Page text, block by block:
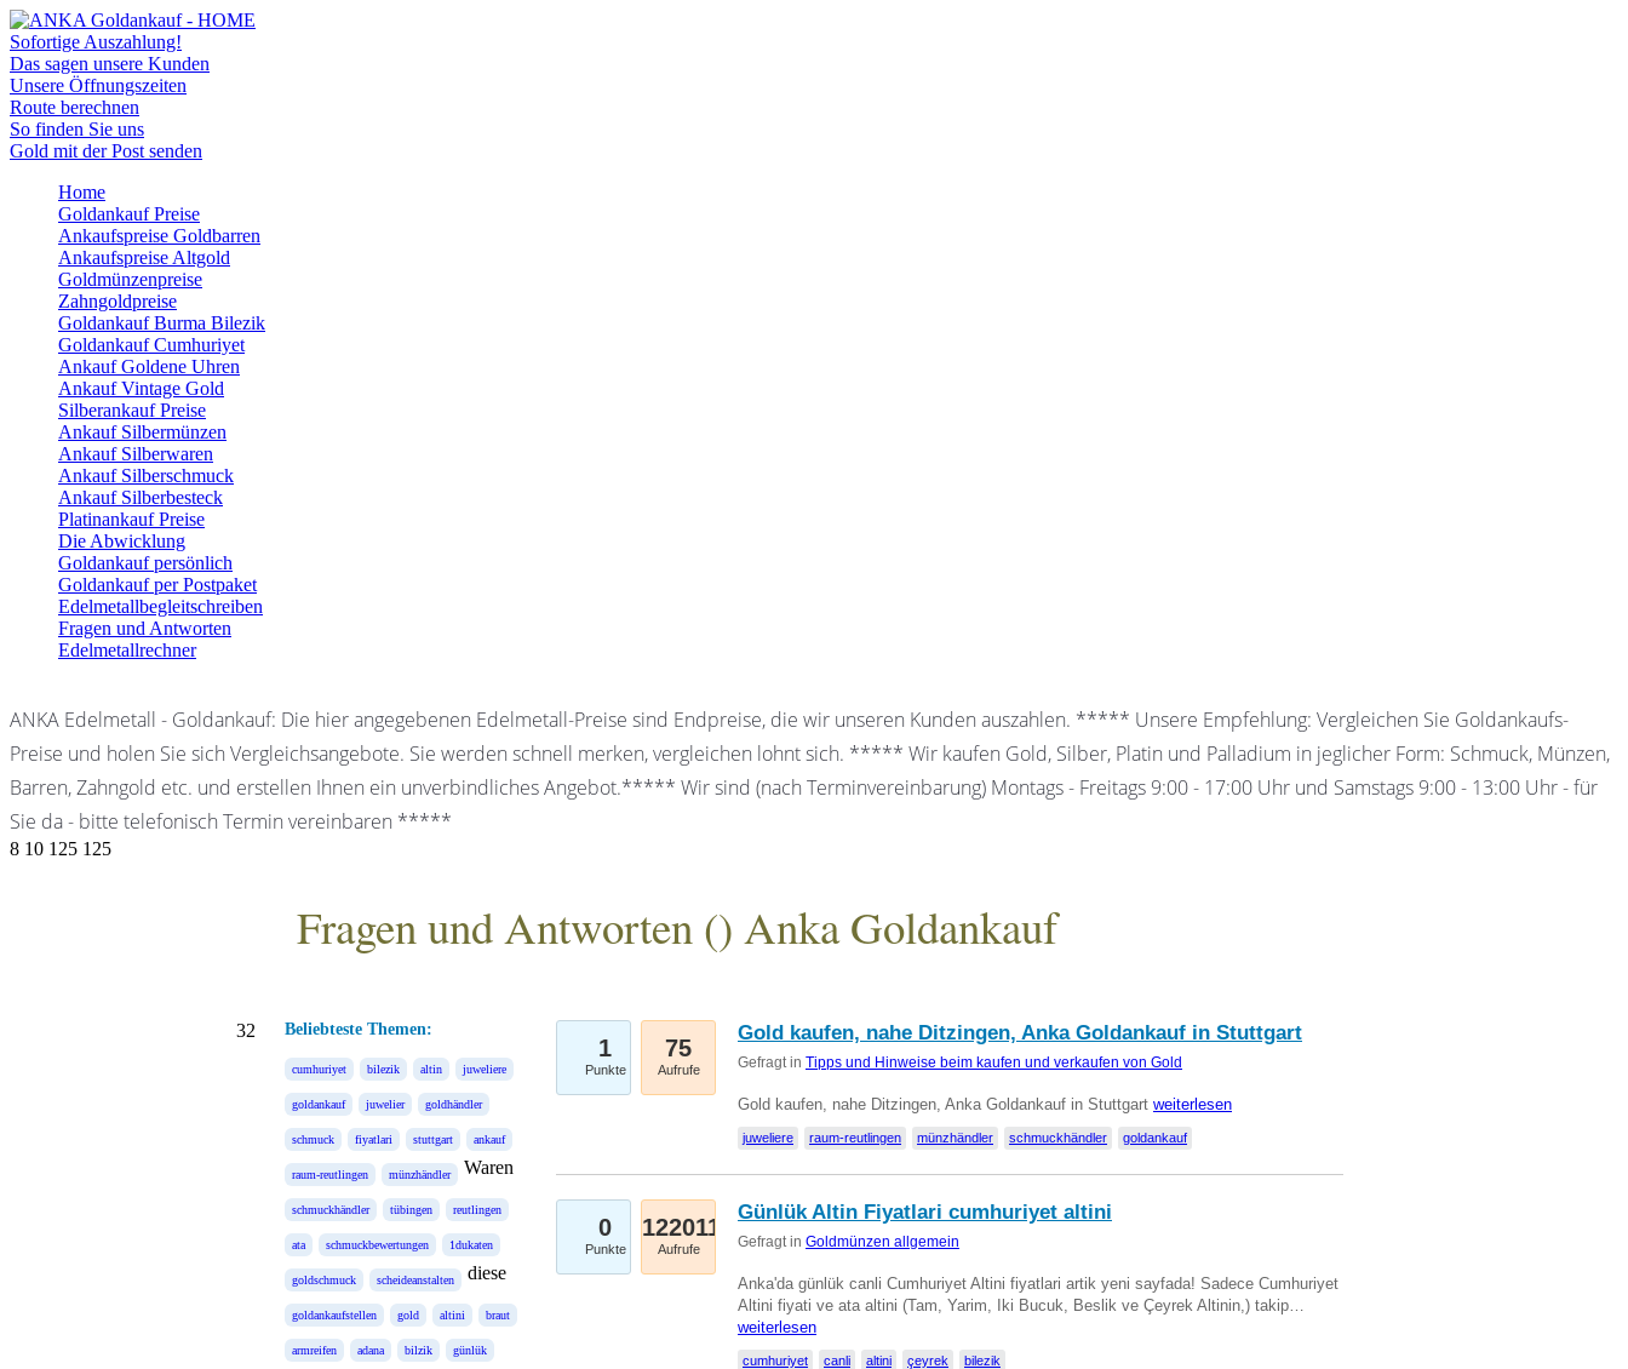
Sofortige Auszahlung!
Das sagen unsere Kunden
Unsere Öffnungszeiten
Route berechnen
So finden Sie uns
Gold mit der Post senden
Home
Goldankauf Preise
Ankaufspreise Goldbarren
Ankaufspreise Altgold
Goldmünzenpreise
Zahngoldpreise
Goldankauf Burma Bilezik
Goldankauf Cumhuriyet
Ankauf Goldene Uhren
Ankauf Vintage Gold
Silberankauf Preise
Ankauf Silbermünzen
Ankauf Silberwaren
Ankauf Silberschmuck
Ankauf Silberbesteck
Platinankauf Preise
Die Abwicklung
Goldankauf persönlich
Goldankauf per Postpaket
Edelmetallbegleitschreiben
Fragen und Antworten
Edelmetallrechner
ANKA Edelmetall - Goldankauf: Die hier angegebenen Edelmetall-Preise sind Endpreise, die wir unseren Kunden auszahlen. ***** Unsere Empfehlung: Vergleichen Sie Goldankaufs-
Preise und holen Sie sich Vergleichsangebote. Sie werden schnell merken, vergleichen lohnt sich. ***** Wir kaufen Gold, Silber, Platin und Palladium in jeglicher Form: Schmuck, Münzen,
Barren, Zahngold etc. und erstellen Ihnen ein unverbindliches Angebot.***** Wir sind (nach Terminvereinbarung) Montags - Freitags 9:00 - 17:00 Uhr und Samstags 9:00 - 13:00 Uhr - für
Sie da - bitte telefonisch Termin vereinbaren *****
8 10 125 125
Fragen und Antworten () Anka Goldankauf
Beliebteste Themen:
cumhuriyet bilezik altin juweliere
goldankauf juwelier goldhändler
schmuck fiyatlari stuttgart ankauf
raum-reutlingen münzhändler
schmuckhändler tübingen reutlingen
ata schmuckbewertungen 1dukaten
goldschmuck scheideanstalten
goldankaufstellen gold altini braut
armreifen adana bilzik günlük
Waren
diese
1
Punkte
75
Aufrufe
Gold kaufen, nahe Ditzingen, Anka Goldankauf in Stuttgart
Gefragt in Tipps und Hinweise beim kaufen und verkaufen von Gold
Gold kaufen, nahe Ditzingen, Anka Goldankauf in Stuttgart weiterlesen
juweliere raum-reutlingen münzhändler schmuckhändler goldankauf
0
Punkte
122011
Aufrufe
Günlük Altin Fiyatlari cumhuriyet altini
Gefragt in Goldmünzen allgemein
Anka'da günlük canli Cumhuriyet Altini fiyatlari artik yeni sayfada! Sadece Cumhuriyet
Altini fiyati ve ata altini (Tam, Yarim, Iki Bucuk, Beslik ve Çeyrek Altinin,) takip…
weiterlesen
cumhuriyet canli altini çeyrek bilezik
32